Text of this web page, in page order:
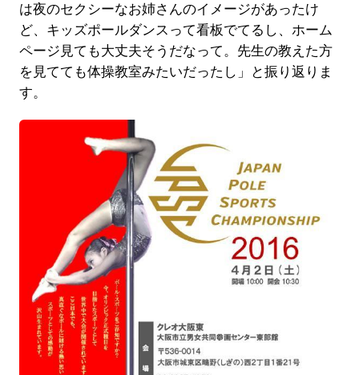
は夜のセクシーなお姉さんのイメージがあったけ
ど、キッズポールダンスって看板でてるし、ホーム
ページ見ても大丈夫そうだなって。先生の教えた方
を見てても体操教室みたいだったし」と振り返りま
す。